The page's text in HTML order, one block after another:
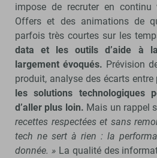
impose de recruter en
Offers et des animations de
parfois très courtes sur les
data et les outils d’aide à
largement évoqués. Prévision
produit, analyse des écarts
les solutions technologiques
d’aller plus loin. Mais un rappel
recettes respectées et sans
tech ne sert à rien : la
donnée. »La qualité des